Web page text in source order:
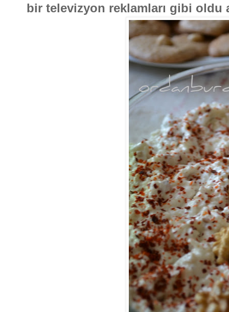
bir televizyon reklamları gibi oldu